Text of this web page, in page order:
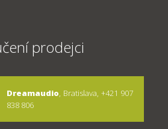
prodejci
Dreamaudio, Bratislava, +421 907
838 806